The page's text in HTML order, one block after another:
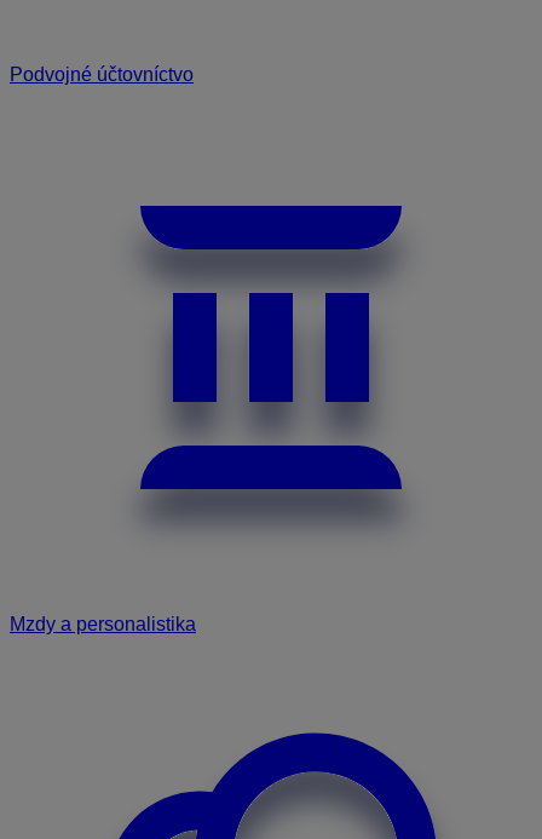
Podvojné účtovníctvo
Mzdy a personalistika